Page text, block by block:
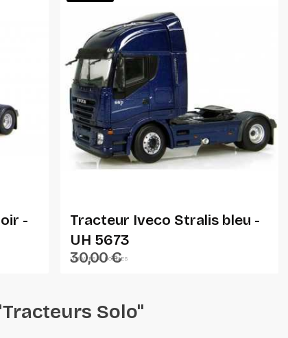
-
Tracteur Iveco Stralis bleu -
UH 5673
UNIVERSAL HOBBIES
30,00 €
Solo"